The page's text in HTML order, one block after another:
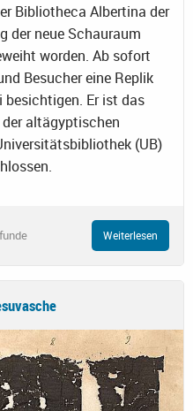
Bibliotheca Albertina der
der neue Schauraum
worden. Ab sofort
Besucher eine Replik
besichtigen. Er ist das
altägyptischen
(UB)
Weiterlesen